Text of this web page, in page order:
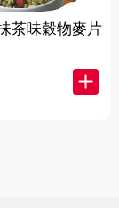
茶味穀物麥片